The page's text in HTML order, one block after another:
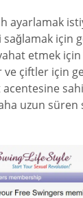
ayarlamak
sağlamak için
etmek
ve çiftler için
uzun süren